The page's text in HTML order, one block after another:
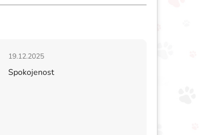
Hodnocení obchodu je 5 z 5 hvězdiček.
19.12.2025
Spokojenost